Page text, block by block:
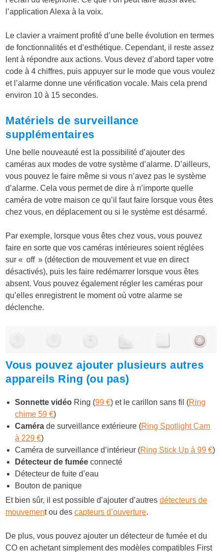
l’application Alexa à la voix.
Le clavier a vraiment profité d’une belle évolution en termes
de fonctionnalités et d’esthétique. Cependant, il reste assez
lent à répondre aux actions. Vous devez d’abord taper votre
code à 4 chiffres, puis appuyer sur le mode que vous voulez
et l’alarme donne une vérification vocale. Mais cela prend
environ 10 à 15 secondes.
Matériels de surveillance
supplémentaires
Une belle nouveauté est la possibilité d’ajouter des
caméras aux modes de votre système d’alarme. D’ailleurs,
vous pouvez le faire même si vous n’avez pas le système
d’alarme. Cela vous permet de dire à n’importe quelle
caméra de votre maison ce qu’il faut faire lorsque vous êtes
chez vous, en déplacement ou si le système est désarmé.
Par exemple, lorsque vous êtes chez vous, vous pouvez
faire en sorte que vos caméras intérieures soient réglées
sur « off » (détection de mouvement et vue en direct
désactivés), puis les faire redémarrer lorsque vous êtes
absent. Vous pouvez également régler les caméras pour
qu’elles enregistrent le moment où votre alarme se
déclenche.
Vous pouvez ajouter plusieurs autres
appareils Ring (ou pas)
Sonnette vidéo Ring (99 €) et le carillon sans fil (Ring
chime 59 €)
Caméra de surveillance extérieure (Ring Spotlight Cam
à 229 €)
Caméra de surveillance d’intérieur (Ring Stick Up à 99 €)
Détecteur de fuméeconnecté
Détecteur de fuite d’eau
Bouton de panique
Et bien sûr, il est possible d’ajouter d’autresdétecteurs de
mouvement ou descapteurs d’ouverture.
De plus, vous pouvez ajouter un détecteur de fumée et du
CO en achetant simplement des modèles compatibles First